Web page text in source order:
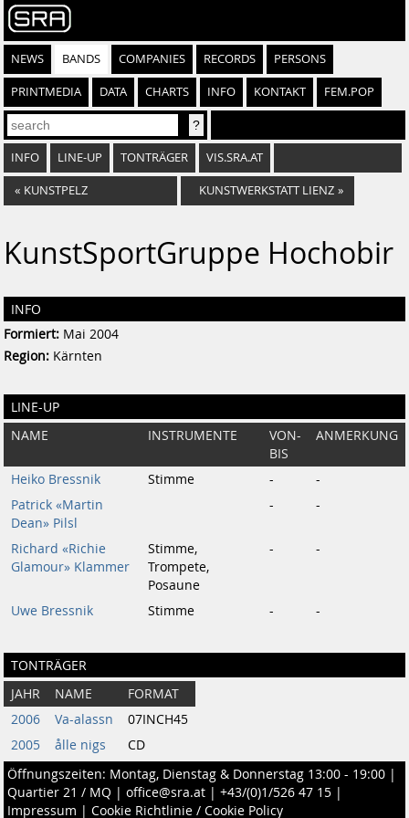
NEWS BANDS COMPANIES RECORDS PERSONS
PRINTMEDIA DATA CHARTS INFO KONTAKT FEM.POP
INFO LINE-UP TONTRÄGER VIS.SRA.AT
« KUNSTPELZ KUNSTWERKSTATT LIENZ »
KunstSportGruppe Hochobir
INFO
Formiert: Mai 2004
Region: Kärnten
LINE-UP
NAME INSTRUMENTE
VON-
BIS
ANMERKUNG
Heiko Bressnik Stimme -
-
Patrick «Martin
Dean» Pilsl
- -
Richard «Richie
Glamour» Klammer
Stimme,
Trompete,
Posaune
- -
Uwe Bressnik Stimme - -
TONTRÄGER
JAHR NAME
FORMAT
2006
Va-alassn
07INCH45
2005
ålle nigs
CD
Öffnungszeiten: Montag, Dienstag & Donnerstag 13:00 - 19:00 |
Quartier 21 / MQ | office@sra.at | +43/(0)1/526 47 15 |
Impressum | Cookie Richtlinie / Cookie Policy